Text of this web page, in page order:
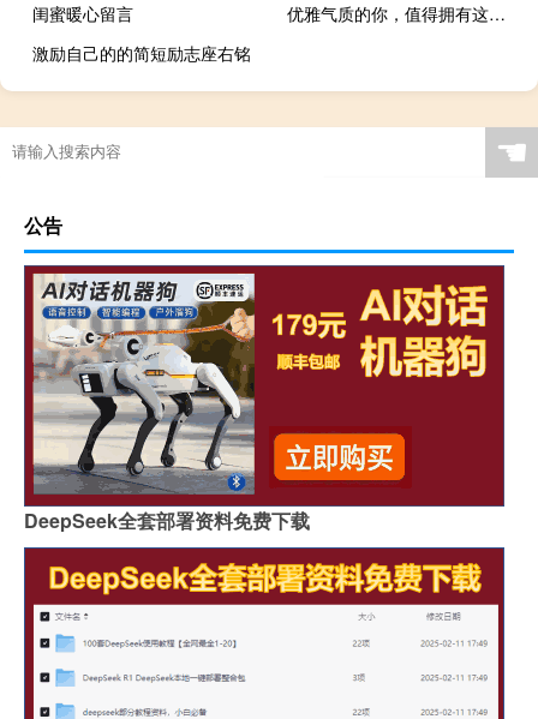
闺蜜暖心留言
优雅气质的你，值得拥有这样的爱情语录
激励自己的的简短励志座右铭
☚
公告
DeepSeek全套部署资料免费下载